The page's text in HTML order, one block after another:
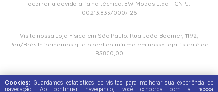
ocorreria devido a falha técnica. BW Modas Ltda - CNPJ:
00.213.833/0007-26
Visite nossa Loja Física em São Paulo: Rua João Boemer, 1192,
Pari/Brás Informamos que o pedido mínimo em nossa loja física é de
R$800,00
© 2023. Todos os direitos reservados.
Cookies: Guardamos estatísticas de visitas para melhorar sua experiência de
navegação. Ao continuar navegando, você concorda com a nossa